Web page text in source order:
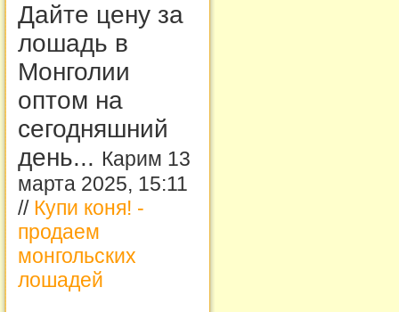
Дайте цену за
лошадь в
Монголии
оптом на
сегодняшний
день... Карим 13
марта 2025, 15:11
// Купи коня! -
продаем
монгольских
лошадей